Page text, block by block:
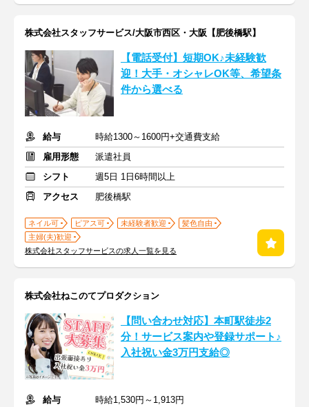
株式会社スタッフサービス/大阪市西区・大阪【肥後橋駅】
【電話受付】短期OK♪未経験歓
迎！大手・オシャレOK等、希望条
件から選べる
給与
時給1300～1600円+交通費支給
雇用形態
派遣社員
シフト
週5日 1日6時間以上
アクセス
肥後橋駅
ネイル可 ピアス可 未経験者歓迎
髪色自由
主婦(夫)歓迎
株式会社スタッフサービスの求人一覧を見る
株式会社ねこのてプロダクション
【問い合わせ対応】本町駅徒歩2
分！サービス案内や登録サポート♪
入社祝い金3万円支給◎
給与
時給1,530円～1,913円